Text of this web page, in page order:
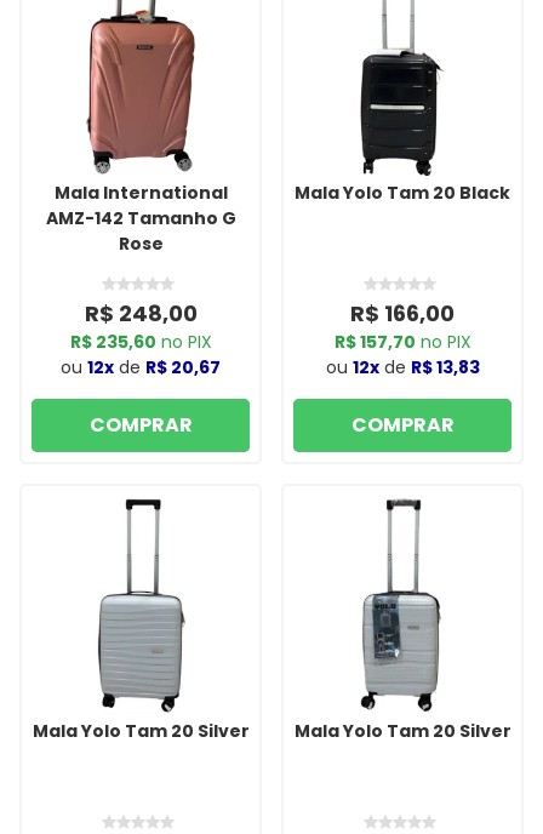
Mala International
AMZ-142 Tamanho G
Rose
R$ 248,00
R$ 235,60 no PIX
ou 12x de R$ 20,67
COMPRAR
Mala Yolo Tam 20 Black
R$ 166,00
R$ 157,70 no PIX
ou 12xde R$ 13,83
COMPRAR
Mala Yolo Tam 20 Silver Mala Yolo Tam 20 Silver